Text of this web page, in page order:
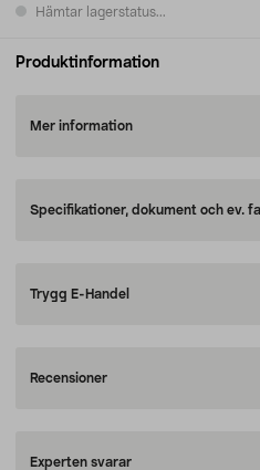
Hämtar lagerstatus...
Produktinformation
Mer information
Specifikationer, dokument och ev.
Trygg E-Handel
Recensioner
Experten svarar